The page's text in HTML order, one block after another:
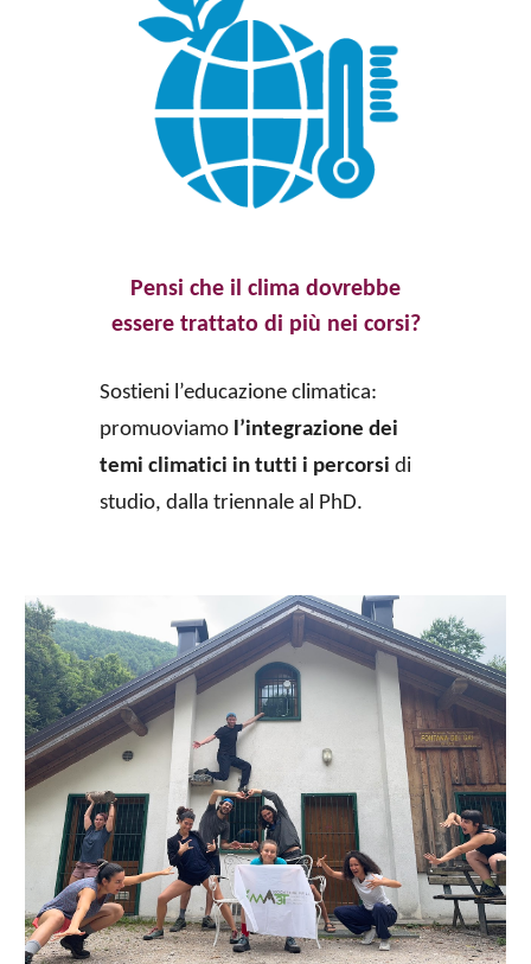
Pensi che il clima dovrebbe
essere trattato di più nei corsi?
Sostieni l’educazione climatica:
promuoviamo l’integrazione dei
temi climatici in tutti i percorsi di
studio, dalla triennale al PhD.